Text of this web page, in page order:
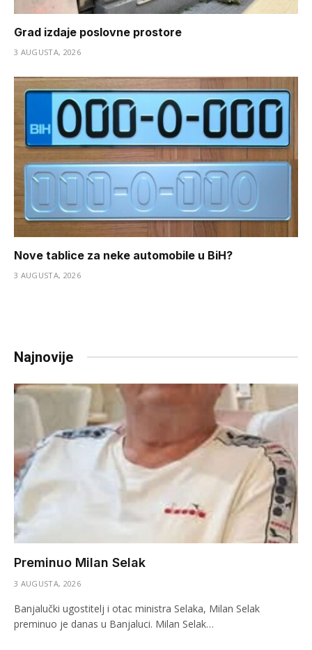
Grad izdaje poslovne prostore
3 AUGUSTA, 2026
Nove tablice za neke automobile u BiH?
3 AUGUSTA, 2026
Najnovije
Preminuo Milan Selak
3 AUGUSTA, 2026
Banjalučki ugostitelj i otac ministra Selaka, Milan Selak
preminuo je danas u Banjaluci. Milan Selak…